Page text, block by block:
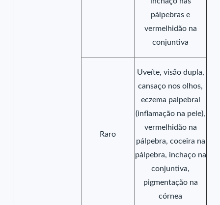
pálpebras e
vermelhidão na
conjuntiva
Raro
Uveíte, visão dupla,
cansaço nos olhos,
eczema palpebral
(inflamação na pele),
vermelhidão na
pálpebra, coceira na
pálpebra, inchaço na
conjuntiva,
pigmentação na
córnea